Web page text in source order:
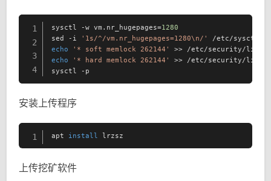
1
2
3
4
sysctl -w vm.nr_hugepages=1280
sed -i
'1s/^/vm.nr_hugepages=1280\n/'
echo
'* soft memlock 262144'
echo
'* hard memlock 262144'
>> /etc/security/
sysctl -p
安装上传程序
1 apt install lrzsz
上传挖矿软件